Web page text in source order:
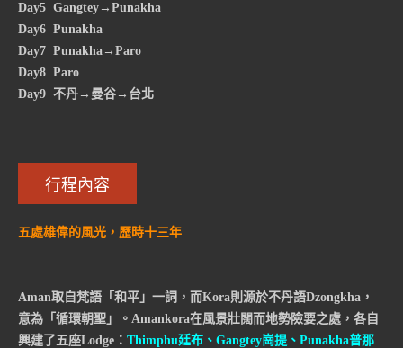
Day5 Gangtey→Punakha
Day6 Punakha
Day7 Punakha→Paro
Day8 Paro
Day9 不丹→曼谷→台北
行程內容
五處雄偉的風光，歷時十三年
Aman取自梵語「和平」一詞，而Kora則源於不丹語Dzongkha，
意為「循環朝聖」。Amankora在風景壯闊而地勢險要之處，各自
興建了五座Lodge： Thimphu廷布、Gangtey崗提、Punakha普那